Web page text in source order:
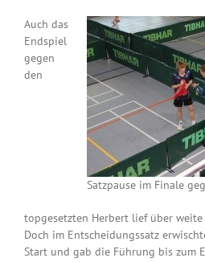
Satzpause im Finale
Auch das
Endspiel
gegen
den
topgesetzten Herbert lief über weite
Doch im Entscheidungssatz
Start und gab die Führung bis zum